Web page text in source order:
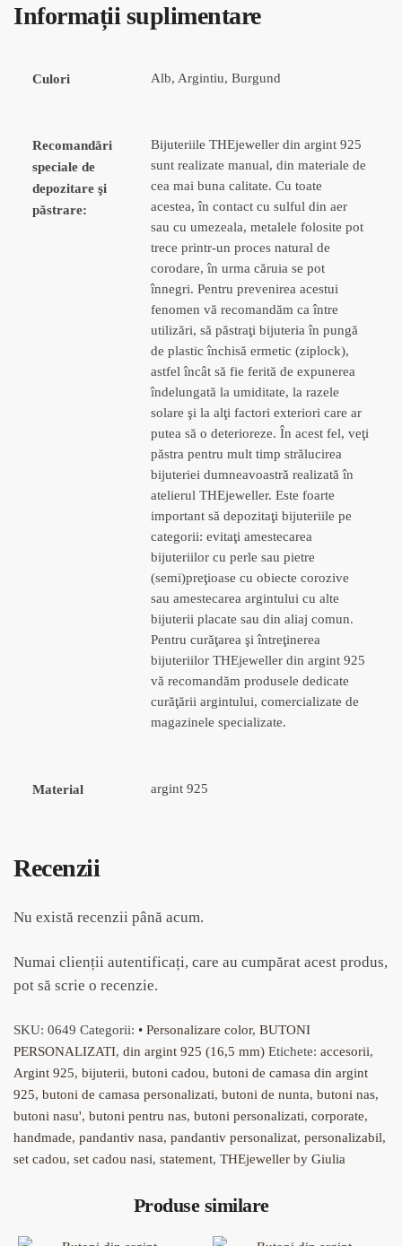
Informații suplimentare
Culori Alb, Argintiu, Burgund
Recomandări
speciale de
depozitare şi
păstrare:
Bijuteriile THEjeweller din argint 925
sunt realizate manual, din materiale de
cea mai buna calitate. Cu toate
acestea, în contact cu sulful din aer
sau cu umezeala, metalele folosite pot
trece printr-un proces natural de
corodare, în urma căruia se pot
înnegri. Pentru prevenirea acestui
fenomen vă recomandăm ca între
utilizări, să păstraţi bijuteria în pungă
de plastic închisă ermetic (ziplock),
astfel încât să fie ferită de expunerea
îndelungată la umiditate, la razele
solare şi la alţi factori exteriori care ar
putea să o deterioreze. În acest fel, veţi
păstra pentru mult timp strălucirea
bijuteriei dumneavoastră realizată în
atelierul THEjeweller. Este foarte
important să depozitaţi bijuteriile pe
categorii: evitaţi amestecarea
bijuteriilor cu perle sau pietre
(semi)preţioase cu obiecte corozive
sau amestecarea argintului cu alte
bijuterii placate sau din aliaj comun.
Pentru curăţarea şi întreţinerea
bijuteriilor THEjeweller din argint 925
vă recomandăm produsele dedicate
curăţării argintului, comercializate de
magazinele specializate.
Material argint 925
Recenzii
Nu există recenzii până acum.
Numai clienții autentificați, care au cumpărat acest produs,
pot să scrie o recenzie.
SKU: 0649 Categorii: • Personalizare color, BUTONI
PERSONALIZATI, din argint 925 (16,5 mm) Etichete: accesorii,
Argint 925, bijuterii, butoni cadou, butoni de camasa din argint
925, butoni de camasa personalizati, butoni de nunta, butoni nas,
butoni nasu', butoni pentru nas, butoni personalizati, corporate,
handmade, pandantiv nasa, pandantiv personalizat, personalizabil,
set cadou, set cadou nasi, statement, THEjeweller by Giulia
Produse similare